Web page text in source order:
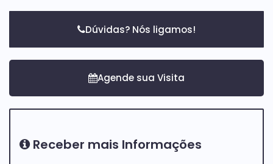
oferecendo mais agilidade e suporte no
financiamento imobiliário.Dúvidas? Nós ligamos!
Receber mais Informações